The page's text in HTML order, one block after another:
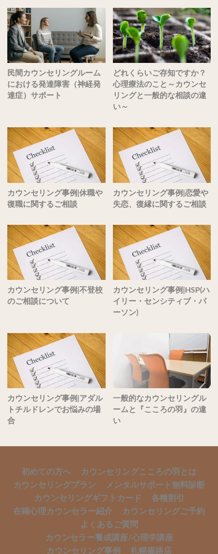
民間カウンセリングルーム
における発達障害（神経発
達症）サポート
どれくらいご存知ですか？
心理療法のこと～カウンセ
リングと一般的な相談の違
い～
カウンセリング事例|休職や
復職に関するご相談
カウンセリング事例|恋愛や
失恋、復縁に関するご相談
カウンセリング事例|不登校
のご相談について
カウンセリング事例|HSP(ハ
イリー・センシティブ・パ
ーソン)
カウンセリング事例|アダル
トチルドレンでお悩みの場
合
一般的なカウンセリングル
ームと『こころの羽』の違
い
初めての方へ
カウンセリングこころの羽とは
カウンセリングプラン
メンタルサポート無料診断
カウンセリングギフトカード
各種割引
在籍心理カウンセラー紹介
カウンセリングご予約
よくあるご質問
カウンセラー養成講座/心理学講座
カウンセリング事例
札幌篠路店